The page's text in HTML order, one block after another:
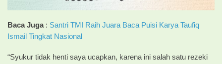
Baca Juga: Santri TMI Raih Juara Baca Puisi Karya Taufiq
Ismail Tingkat Nasional
“Syukur tidak henti saya ucapkan, karena ini salah satu rezeki